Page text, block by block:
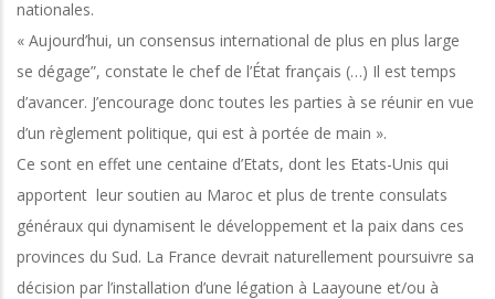
nationales.
« Aujourd’hui, un consensus international de plus en plus large
se dégage”, constate le chef de l’État français (…) Il est temps
d’avancer. J’encourage donc toutes les parties à se réunir en vue
d’un règlement politique, qui est à portée de main ».
Ce sont en effet une centaine d’Etats, dont les Etats-Unis qui
apportent leur soutien au Maroc et plus de trente consulats
généraux qui dynamisent le développement et la paix dans ces
provinces du Sud. La France devrait naturellement poursuivre sa
décision par l’installation d’une légation à Laayoune et/ou à